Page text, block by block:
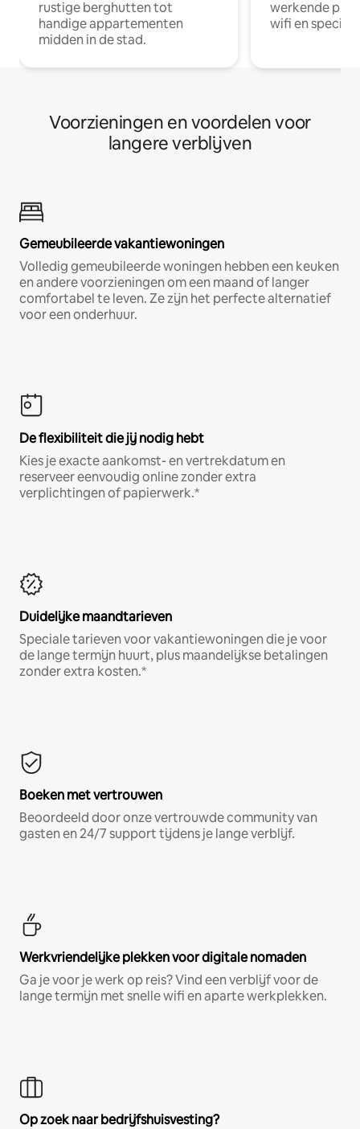
rustige berghutten tot
handige appartementen
midden in de stad.
werkende
wifi en
Voorzieningen en voordelen voor
langere verblijven
Gemeubileerde vakantiewoningen
Volledig gemeubileerde woningen hebben een keuken
en andere voorzieningen om een maand of langer
comfortabel te leven. Ze zijn het perfecte alternatief
voor een onderhuur.
De flexibiliteit die jij nodig hebt
Kies je exacte aankomst- en vertrekdatum en
reserveer eenvoudig online zonder extra
verplichtingen of papierwerk.*
Duidelijke maandtarieven
Speciale tarieven voor vakantiewoningen die je voor
de lange termijn huurt, plus maandelijkse betalingen
zonder extra kosten.*
Boeken met vertrouwen
Beoordeeld door onze vertrouwde community van
gasten en 24/7 support tijdens je lange verblijf.
Werkvriendelijke plekken voor digitale nomaden
Ga je voor je werk op reis? Vind een verblijf voor de
lange termijn met snelle wifi en aparte werkplekken.
Op zoek naar bedrijfshuisvesting?